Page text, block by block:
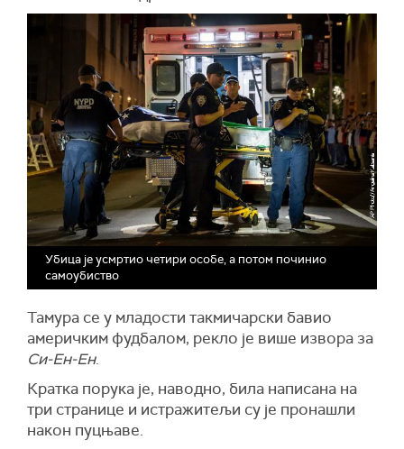
Убица је усмртио четири особе, а потом починио
самоубиство
Тамура се у младости такмичарски бавио
америчким фудбалом, рекло је више извора за
Си-Ен-Ен.
Кратка порука је, наводно, била написана на
три странице и истражитељи су је пронашли
након пуцњаве.